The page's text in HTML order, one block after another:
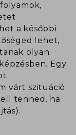
a későbbi
lehet,
olyan
Egy
várt szituáció
tenned, ha